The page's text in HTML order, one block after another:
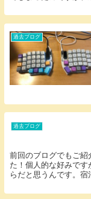
過去ブログ
過去ブログ
前回のブログでもご紹
た！個人的な好みで
らだと思うんです。